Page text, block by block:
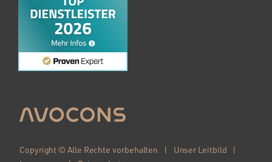
Copyright © Alle Rechte vorbehalten | Unser Leitbild |